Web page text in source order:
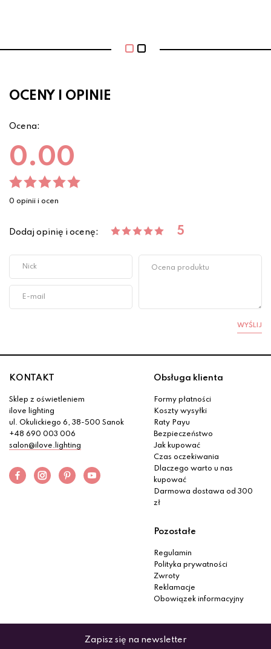
OCENY I OPINIE
Ocena:
0.00
0 opinii i ocen
Dodaj opinię i ocenę: 5
WYŚLIJ
KONTAKT
Sklep z oświetleniem
ilove lighting
ul. Okulickiego 6, 38-500 Sanok
+48 690 003 006
salon@ilove.lighting
Obsługa klienta
Formy płatności
Koszty wysyłki
Raty Payu
Bezpieczeństwo
Jak kupować
Czas oczekiwania
Dlaczego warto u nas
kupować
Darmowa dostawa od 300
zł
Pozostałe
Regulamin
Polityka prywatności
Zwroty
Reklamacje
Obowiązek informacyjny
Zapisz się na newsletter